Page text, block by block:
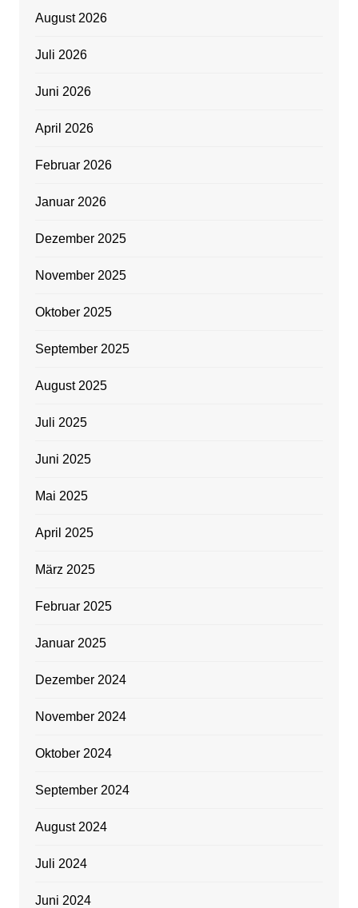
August 2026
Juli 2026
Juni 2026
April 2026
Februar 2026
Januar 2026
Dezember 2025
November 2025
Oktober 2025
September 2025
August 2025
Juli 2025
Juni 2025
Mai 2025
April 2025
März 2025
Februar 2025
Januar 2025
Dezember 2024
November 2024
Oktober 2024
September 2024
August 2024
Juli 2024
Juni 2024